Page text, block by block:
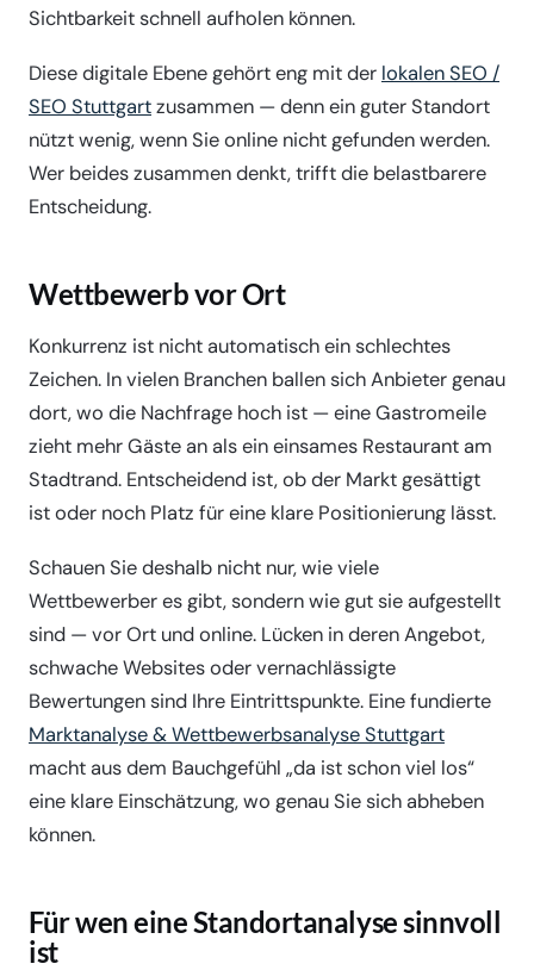
Sichtbarkeit schnell aufholen können.
Diese digitale Ebene gehört eng mit der lokalen SEO /
SEO Stuttgartzusammen — denn ein guter Standort
nützt wenig, wenn Sie online nicht gefunden werden.
Wer beides zusammen denkt, trifft die belastbarere
Entscheidung.
Wettbewerb vor Ort
Konkurrenz ist nicht automatisch ein schlechtes
Zeichen. In vielen Branchen ballen sich Anbieter genau
dort, wo die Nachfrage hoch ist — eine Gastromeile
zieht mehr Gäste an als ein einsames Restaurant am
Stadtrand. Entscheidend ist, ob der Markt gesättigt
ist oder noch Platz für eine klare Positionierung lässt.
Schauen Sie deshalb nicht nur,wie viele
Wettbewerber es gibt, sondernwie gutsie aufgestellt
sind — vor Ort und online. Lücken in deren Angebot,
schwache Websites oder vernachlässigte
Bewertungen sind Ihre Eintrittspunkte. Eine fundierte
Marktanalyse & Wettbewerbsanalyse Stuttgart
macht aus dem Bauchgefühl „da ist schon viel los“
eine klare Einschätzung, wo genau Sie sich abheben
können.
Für wen eine Standortanalyse sinnvoll
ist